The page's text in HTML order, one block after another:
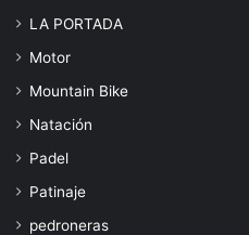
LA PORTADA
Motor
Mountain Bike
Natación
Padel
Patinaje
pedroneras